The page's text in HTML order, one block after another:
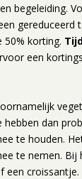
begeleiding.
gereduceerd
50% korting.
een
dan
te houden.
te nemen.
croissantje.